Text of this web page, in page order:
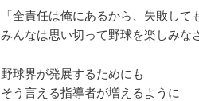
「全責任は俺にあるから、失敗して
みんなは思い切って野球を楽しみな
野球界が発展するためにも
そう言える指導者が増えるように